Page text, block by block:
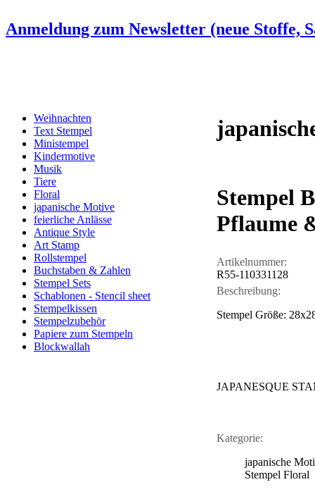
Anmeldung zum Newsletter (neue Stoffe,
Weihnachten
Text Stempel
Ministempel
Kindermotive
Musik
Tiere
Floral
japanische Motive
feierliche Anlässe
Antique Style
Art Stamp
Rollstempel
Buchstaben & Zahlen
Stempel Sets
Schablonen - Stencil sheet
Stempelkissen
Stempelzubehör
Papiere zum Stempeln
Blockwallah
Stempel
Pflaume
Artikelnummer:
R55-110331128
Beschreibung:
Stempel Größe:
JAPANESQUE
Kategorie:
japanische
Stempel Floral